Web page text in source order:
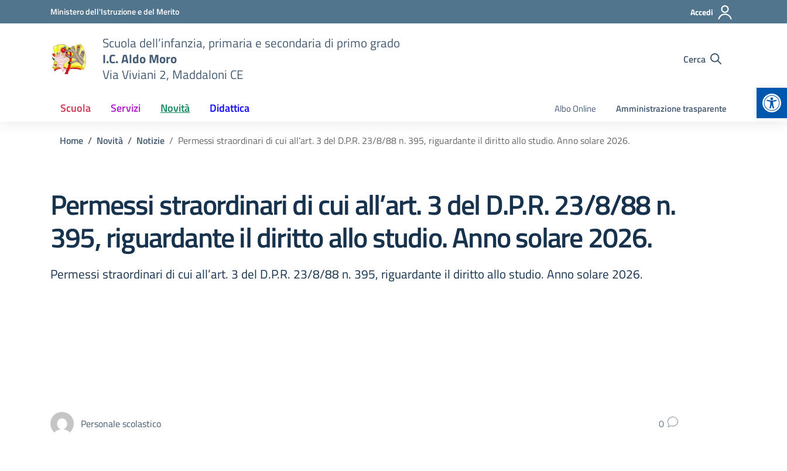
Vai ai contenuti
Vai al menu di navigazioneMinistero dell'Istruzione e del Merito Accedi
Scuola dell’infanzia, primaria e secondaria di primo grado
I.C. Aldo Moro
Via Viviani 2, Maddaloni CE
Cerca
Scuola Servizi Novità Didattica Albo Online Amministrazione trasparente
Home Novità Notizie Permessi straordinari di cui all’art. 3 del D.P.R. 23/8/88 n. 395, riguardante il diritto allo studio. Anno solare 2026.
Permessi straordinari di cui all’art. 3 del D.P.R. 23/8/88 n.
395, riguardante il diritto allo studio. Anno solare 2026.
Permessi straordinari di cui all’art. 3 del D.P.R. 23/8/88 n. 395, riguardante il diritto allo studio. Anno solare 2026.
Personale scolastico 0